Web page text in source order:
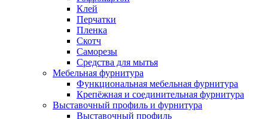
Клей
Перчатки
Пленка
Скотч
Саморезы
Средства для мытья
Мебельная фурнитура
Функциональная мебельная фурнитура
Крепёжная и соединительная фурнитура
Выставочный профиль и фурнитура
Выставочный профиль